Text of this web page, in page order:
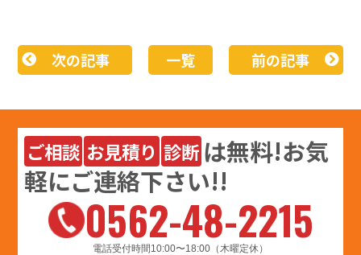
次の記事 一覧 前の記事
ご相談 お見積り 診断 は無料!お気
軽にご連絡下さい!!
0562-48-2215
電話受付時間10:00〜18:00（木曜定休）